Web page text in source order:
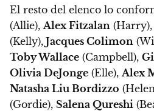
El resto del elenco lo
(Allie), Alex Fitzalan
(Kelly), Jacques Colimon
Toby Wallace (Campbell),
Olivia DeJonge (Elle), Alex
Natasha Liu Bordizzo
(Gordie), Salena Qureshi